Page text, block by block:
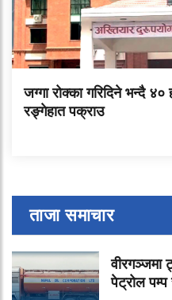
जग्गा रोक्का गरिदिने भन्दै
रङ्गेहात पक्राउ
ताजा समाचार
वीरगञ्जमा
पेट्रोल